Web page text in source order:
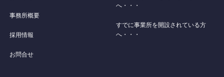
事務所概要
採用情報
お問合せ
へ・・・
すでに事業所を開設されている方
へ・・・